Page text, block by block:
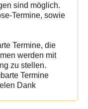
sind möglich.
Termine, sowie
Termine, die
werden mit
zu stellen.
Termine
Dank